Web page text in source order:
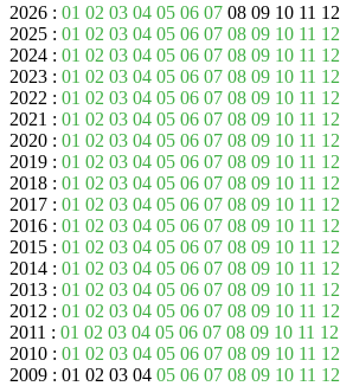
2026 : 01 02 03 04 05 06 07 08 09 10 11 12
2025 : 01 02 03 04 05 06 07 08 09 10 11 12
2024 : 01 02 03 04 05 06 07 08 09 10 11 12
2023 : 01 02 03 04 05 06 07 08 09 10 11 12
2022 : 01 02 03 04 05 06 07 08 09 10 11 12
2021 : 01 02 03 04 05 06 07 08 09 10 11 12
2020 : 01 02 03 04 05 06 07 08 09 10 11 12
2019 : 01 02 03 04 05 06 07 08 09 10 11 12
2018 : 01 02 03 04 05 06 07 08 09 10 11 12
2017 : 01 02 03 04 05 06 07 08 09 10 11 12
2016 : 01 02 03 04 05 06 07 08 09 10 11 12
2015 : 01 02 03 04 05 06 07 08 09 10 11 12
2014 : 01 02 03 04 05 06 07 08 09 10 11 12
2013 : 01 02 03 04 05 06 07 08 09 10 11 12
2012 : 01 02 03 04 05 06 07 08 09 10 11 12
2011 : 01 02 03 04 05 06 07 08 09 10 11 12
2010 : 01 02 03 04 05 06 07 08 09 10 11 12
2009 : 01 02 03 04 05 06 07 08 09 10 11 12